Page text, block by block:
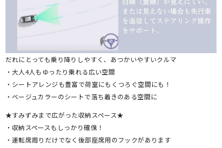
だれにとっても乗り降りしやすく、あつかいやすいクルマ
・大人4人もゆったり乗れる広い空間
・シートアレンジも豊富で荷室にもくつろぐ空間にも！
・ベージュカラーのシートで落ち着きのある空間に
★すみずみまで広がった収納スペース★
・収納スペースもしっかり確保！
・運転席周りだけでなく後部座席用のフックがあります